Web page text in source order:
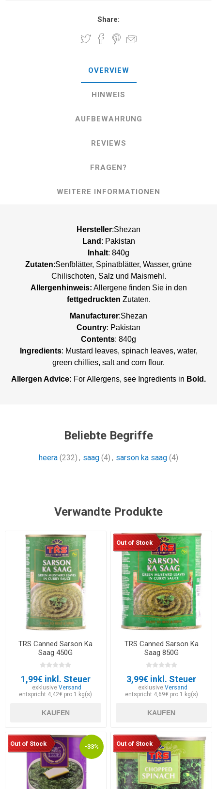
Share:
OVERVIEW
HINWEIS
AUFBEWAHRUNG
REVIEWS
FRAGEN?
WEITERE INFORMATIONEN
Hersteller:Shezan
Land : Pakistan
Inhalt: 840g
Zutaten:Senfblätter, Spinatblätter, Wasser, grüne
Chilischoten, Salz und Maismehl.
Allergenhinweis: Allergene finden Sie in den
fettgedruckten Zutaten.
Manufacturer:Shezan
Country: Pakistan
Contents: 840g
Ingredients: Mustard leaves, spinach leaves, water,
green chillies, salt and corn flour.
Allergen Advice: For Allergens, see Ingredients in Bold.
Beliebte Begriffe
heera (232) , saag (4) , sarson ka saag (4)
Verwandte Produkte
TRS Canned Sarson Ka
Saag 450G
1,99€ inkl. Steuer
exklusiveVersand
entspricht 4,42€ pro 1 kg(s)
KAUFEN
Out of Stock
TRS Canned Sarson Ka
Saag 850G
3,99€ inkl. Steuer
exklusive Versand
entspricht 4,69€ pro 1 kg(s)
KAUFEN
-33%
Out of Stock Out of Stock